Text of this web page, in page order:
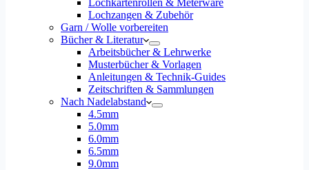
Lochkartenrollen & Meterware
Lochzangen & Zubehör
Garn / Wolle vorbereiten
Bücher & Literatur
Arbeitsbücher & Lehrwerke
Musterbücher & Vorlagen
Anleitungen & Technik-Guides
Zeitschriften & Sammlungen
Nach Nadelabstand
4.5mm
5.0mm
6.0mm
6.5mm
9.0mm